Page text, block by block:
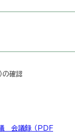
の確認
会議録 （PDF